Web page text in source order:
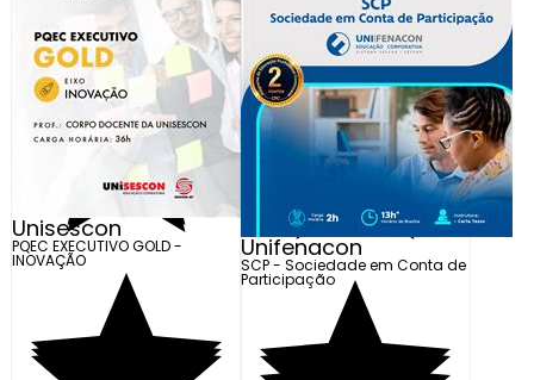
R$ 459,00
Em até 5x de R$ 91,80
Adicionar
R$ 850,00
Em até 10x de R$ 85,00
Adicionar
Unisescon
PQEC EXECUTIVO GOLD -
INOVAÇÃO Unifenacon
SCP - Sociedade em Conta de
Participação